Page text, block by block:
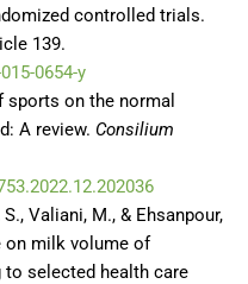
controlled trials.
139.
0654-y
sports on the normal
A review. Consilium
Valiani, M., & Ehsanpour,
on milk volume of
to selected health care